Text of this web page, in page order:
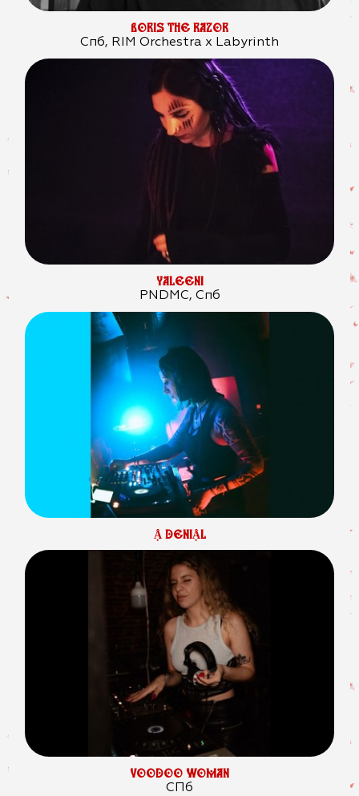
BORIS THE RAZOR
Спб, RIM Orchestra x Labyrinth
YALEENI
PNDMC, Спб
Ậ DENIẬL
VOODOO WOMAN
СПб